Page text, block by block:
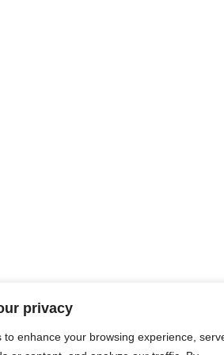
privacy
to enhance your browsing experience,